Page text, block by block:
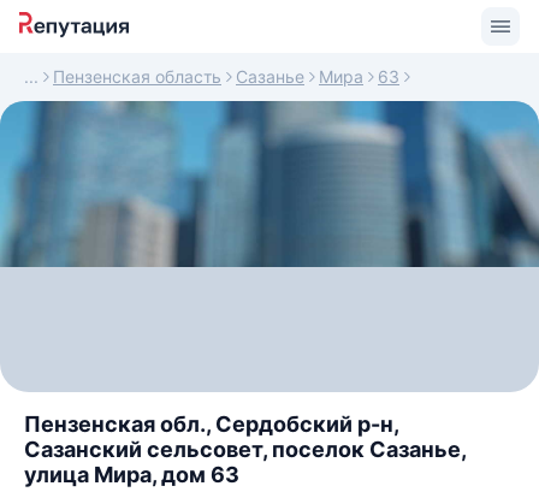
Пензенская область Сазанье Мира 63
Пензенская обл., Сердобский р-н,
Сазанский сельсовет, поселок Сазанье,
улица Мира, дом 63